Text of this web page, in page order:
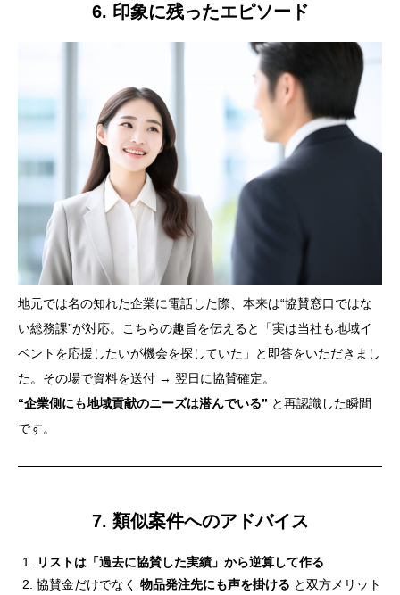
6. 印象に残ったエピソード
地元では名の知れた企業に電話した際、本来は“協賛窓口ではな
い総務課”が対応。こちらの趣旨を伝えると「実は当社も地域イ
ベントを応援したいが機会を探していた」と即答をいただきまし
た。その場で資料を送付 → 翌日に協賛確定。
“企業側にも地域貢献のニーズは潜んでいる” と再認識した瞬間
です。
7. 類似案件へのアドバイス
リストは「過去に協賛した実績」から逆算して作る
協賛金だけでなく 物品発注先にも声を掛ける と双方メリット